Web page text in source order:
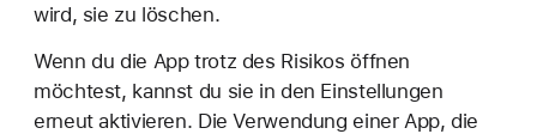
wird, sie zu löschen.
Wenn du die App trotz des Risikos öffnen
möchtest, kannst du sie in den Einstellungen
erneut aktivieren. Die Verwendung einer App, die